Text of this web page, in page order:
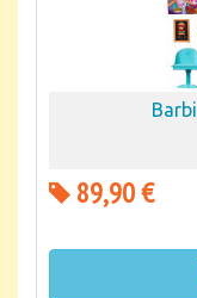
89,90 €